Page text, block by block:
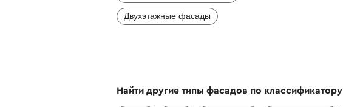
Двухэтажные фасады
Найти другие типы фасадов по классификатору